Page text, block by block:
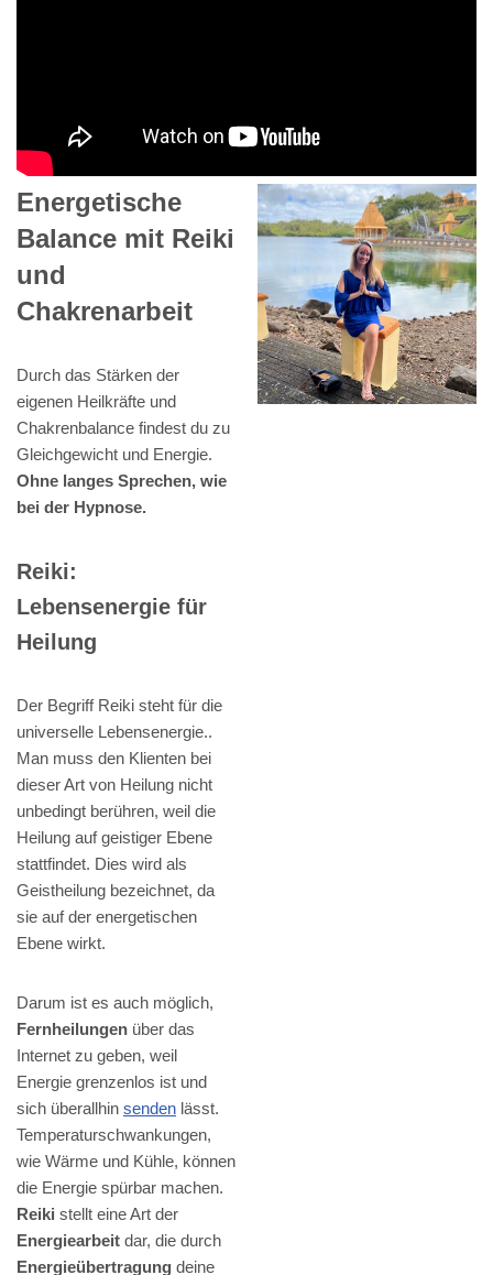
Energetische
Balance mit Reiki
und
Chakrenarbeit
Durch das Stärken der
eigenen Heilkräfte und
Chakrenbalance findest du zu
Gleichgewicht und Energie.
Ohne langes Sprechen, wie
bei der Hypnose.
Reiki:
Lebensenergie für
Heilung
Der Begriff Reiki steht für die
universelle Lebensenergie..
Man muss den Klienten bei
dieser Art von Heilung nicht
unbedingt berühren, weil die
Heilung auf geistiger Ebene
stattfindet. Dies wird als
Geistheilung bezeichnet, da
sie auf der energetischen
Ebene wirkt.
Darum ist es auch möglich,
Fernheilungen über das
Internet zu geben, weil
Energie grenzenlos ist und
sich überallhin senden lässt.
Temperaturschwankungen,
wie Wärme und Kühle, können
die Energie spürbar machen.
Reiki stellt eine Art der
Energiearbeit dar, die durch
Energieübertragung deine